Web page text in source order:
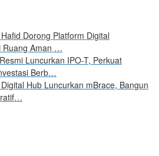
Dorong Platform Digital
Ruang Aman …
Luncurkan IPO-T, Perkuat
Berb…
Hub Luncurkan mBrace, Bangun